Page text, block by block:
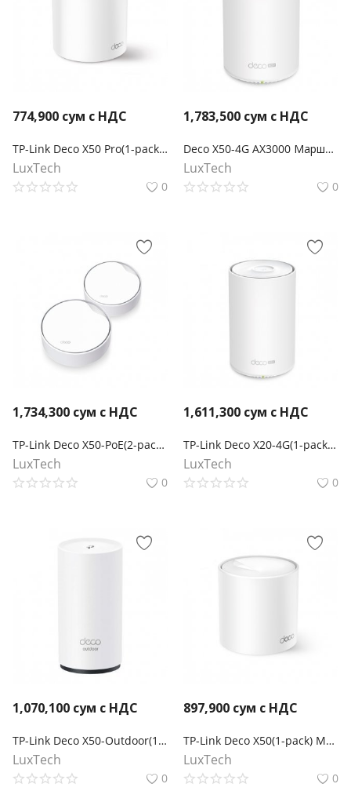
774,900 сум с НДС
TP-Link Deco X50 Pro(1-pack) Mesh-модуль AX3000
LuxTech
0
1,783,500 сум с НДС
Deco X50-4G AX3000 Маршрутизатор Mesh-системы Wi-Fi 6 с 4G+ модемом
LuxTech
0
1,734,300 сум с НДС
TP-Link Deco X50-PoE(2-pack) AX3000 Mesh-система Wi-Fi 6 с поддержкой PoE
LuxTech
0
1,611,300 сум с НДС
TP-Link Deco X20-4G(1-pack) Mesh-модуль AX1800 с поддержкой 4G+
LuxTech
0
1,070,100 сум с НДС
TP-Link Deco X50-Outdoor(1-pack) Mesh-модуль AX3000 для улицы и помещений
LuxTech
0
897,900 сум с НДС
TP-Link Deco X50(1-pack) Mesh-модуль AX3000
LuxTech
0